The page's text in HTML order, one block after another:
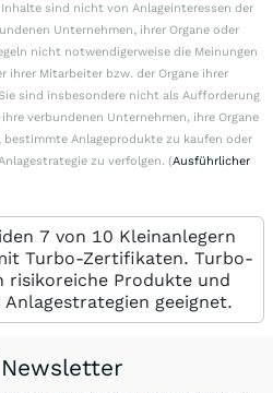
sind nicht von Anlageinteressen der
Unternehmen, ihrer Organe oder
nicht notwendigerweise die Meinungen
ihrer Mitarbeiter bzw. der Organe ihrer
sind insbesondere nicht als Aufforderung
verbundenen Unternehmen, ihre Organe
Anlageprodukte zu kaufen oder
zu verfolgen. (Ausführlicher
7 von 10 Kleinanlegern
Turbo-Zertifikaten. Turbo-
risikoreiche Produkte und
geeignet.
Newsletter